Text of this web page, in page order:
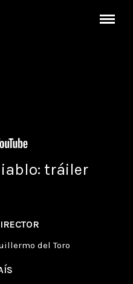
tráiler
del Toro